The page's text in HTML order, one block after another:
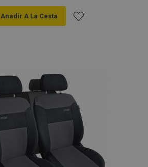
Anadir A La Cesta
de
Deseos